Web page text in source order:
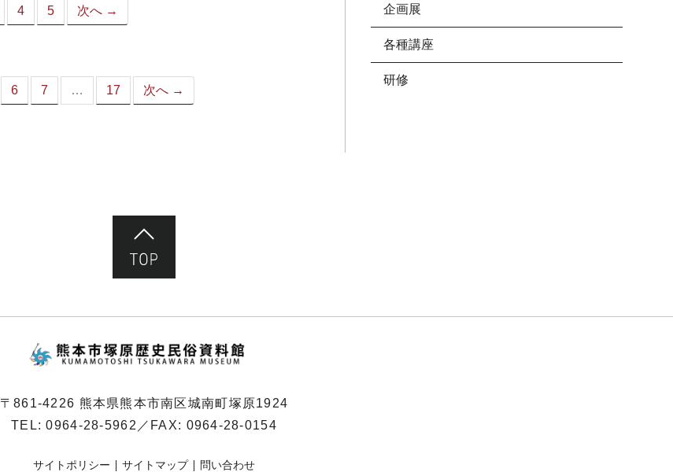
4 5 次へ →
6 7 … 17 次へ →
企画展
各種講座
研修
〒861-4226 熊本県熊本市南区城南町塚原1924
TEL:0964-28-5962 ／FAX: 0964-28-0154
サイトポリシー サイトマップ 問い合わせ